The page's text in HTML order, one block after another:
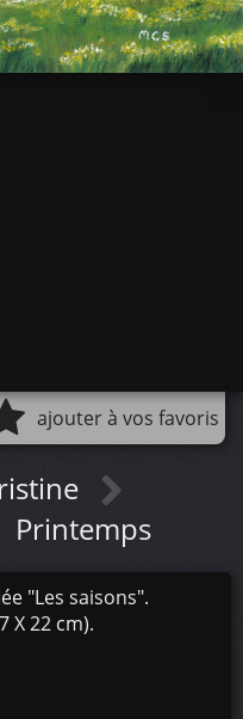
ajouter à vos favoris
Printemps
"Les saisons".
X 22 cm).